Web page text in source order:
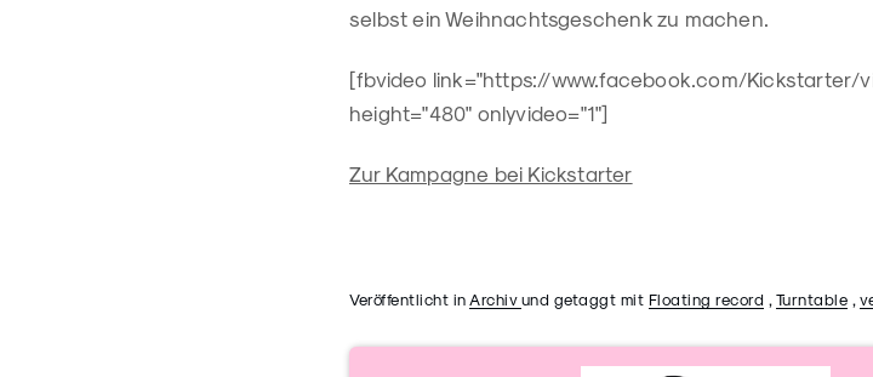
selbst ein Weihnachtsgeschenk zu machen.
[fbvideo link="https://www.facebook.com/Kickstarter/
height="480" onlyvideo="1"]
Zur Kampagne bei Kickstarter
Veröffentlicht in Archiv und getaggt mit Floating record , Turntable ,